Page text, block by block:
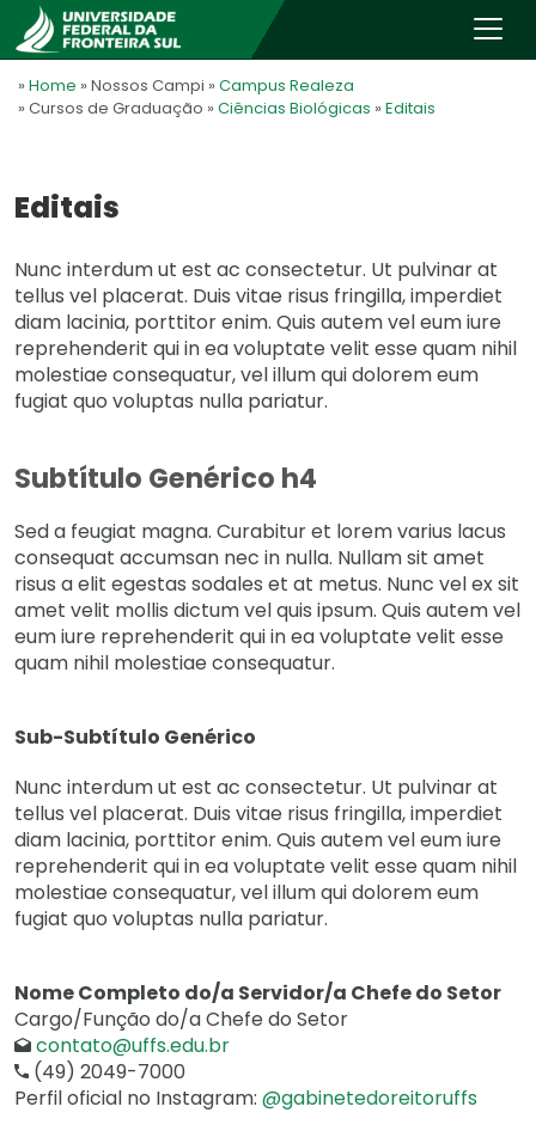
» Home » Nossos Campi » Campus Realeza
» Cursos de Graduação » Ciências Biológicas » Editais
Editais
Nunc interdum ut est ac consectetur. Ut pulvinar at
tellus vel placerat. Duis vitae risus fringilla, imperdiet
diam lacinia, porttitor enim. Quis autem vel eum iure
reprehenderit qui in ea voluptate velit esse quam nihil
molestiae consequatur, vel illum qui dolorem eum
fugiat quo voluptas nulla pariatur.
Subtítulo Genérico h4
Sed a feugiat magna. Curabitur et lorem varius lacus
consequat accumsan nec in nulla. Nullam sit amet
risus a elit egestas sodales et at metus. Nunc vel ex sit
amet velit mollis dictum vel quis ipsum. Quis autem vel
eum iure reprehenderit qui in ea voluptate velit esse
quam nihil molestiae consequatur.
Sub-Subtítulo Genérico
Nunc interdum ut est ac consectetur. Ut pulvinar at
tellus vel placerat. Duis vitae risus fringilla, imperdiet
diam lacinia, porttitor enim. Quis autem vel eum iure
reprehenderit qui in ea voluptate velit esse quam nihil
molestiae consequatur, vel illum qui dolorem eum
fugiat quo voluptas nulla pariatur.
Nome Completo do/a Servidor/a Chefe do Setor
Cargo/Função do/a Chefe do Setor
contato@uffs.edu.br
(49) 2049-7000
Perfil oficial no Instagram: @gabinetedoreitoruffs